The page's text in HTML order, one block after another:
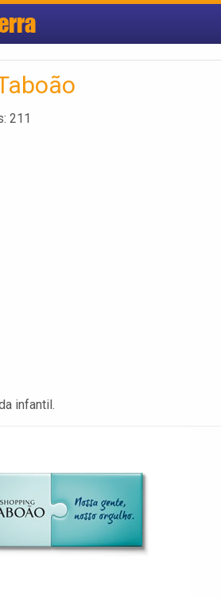
211
infantil.